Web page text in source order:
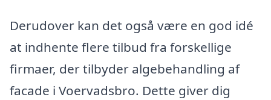
Derudover kan det også være en god idé
at indhente flere tilbud fra forskellige
firmaer, der tilbyder algebehandling af
facade i Voervadsbro. Dette giver dig